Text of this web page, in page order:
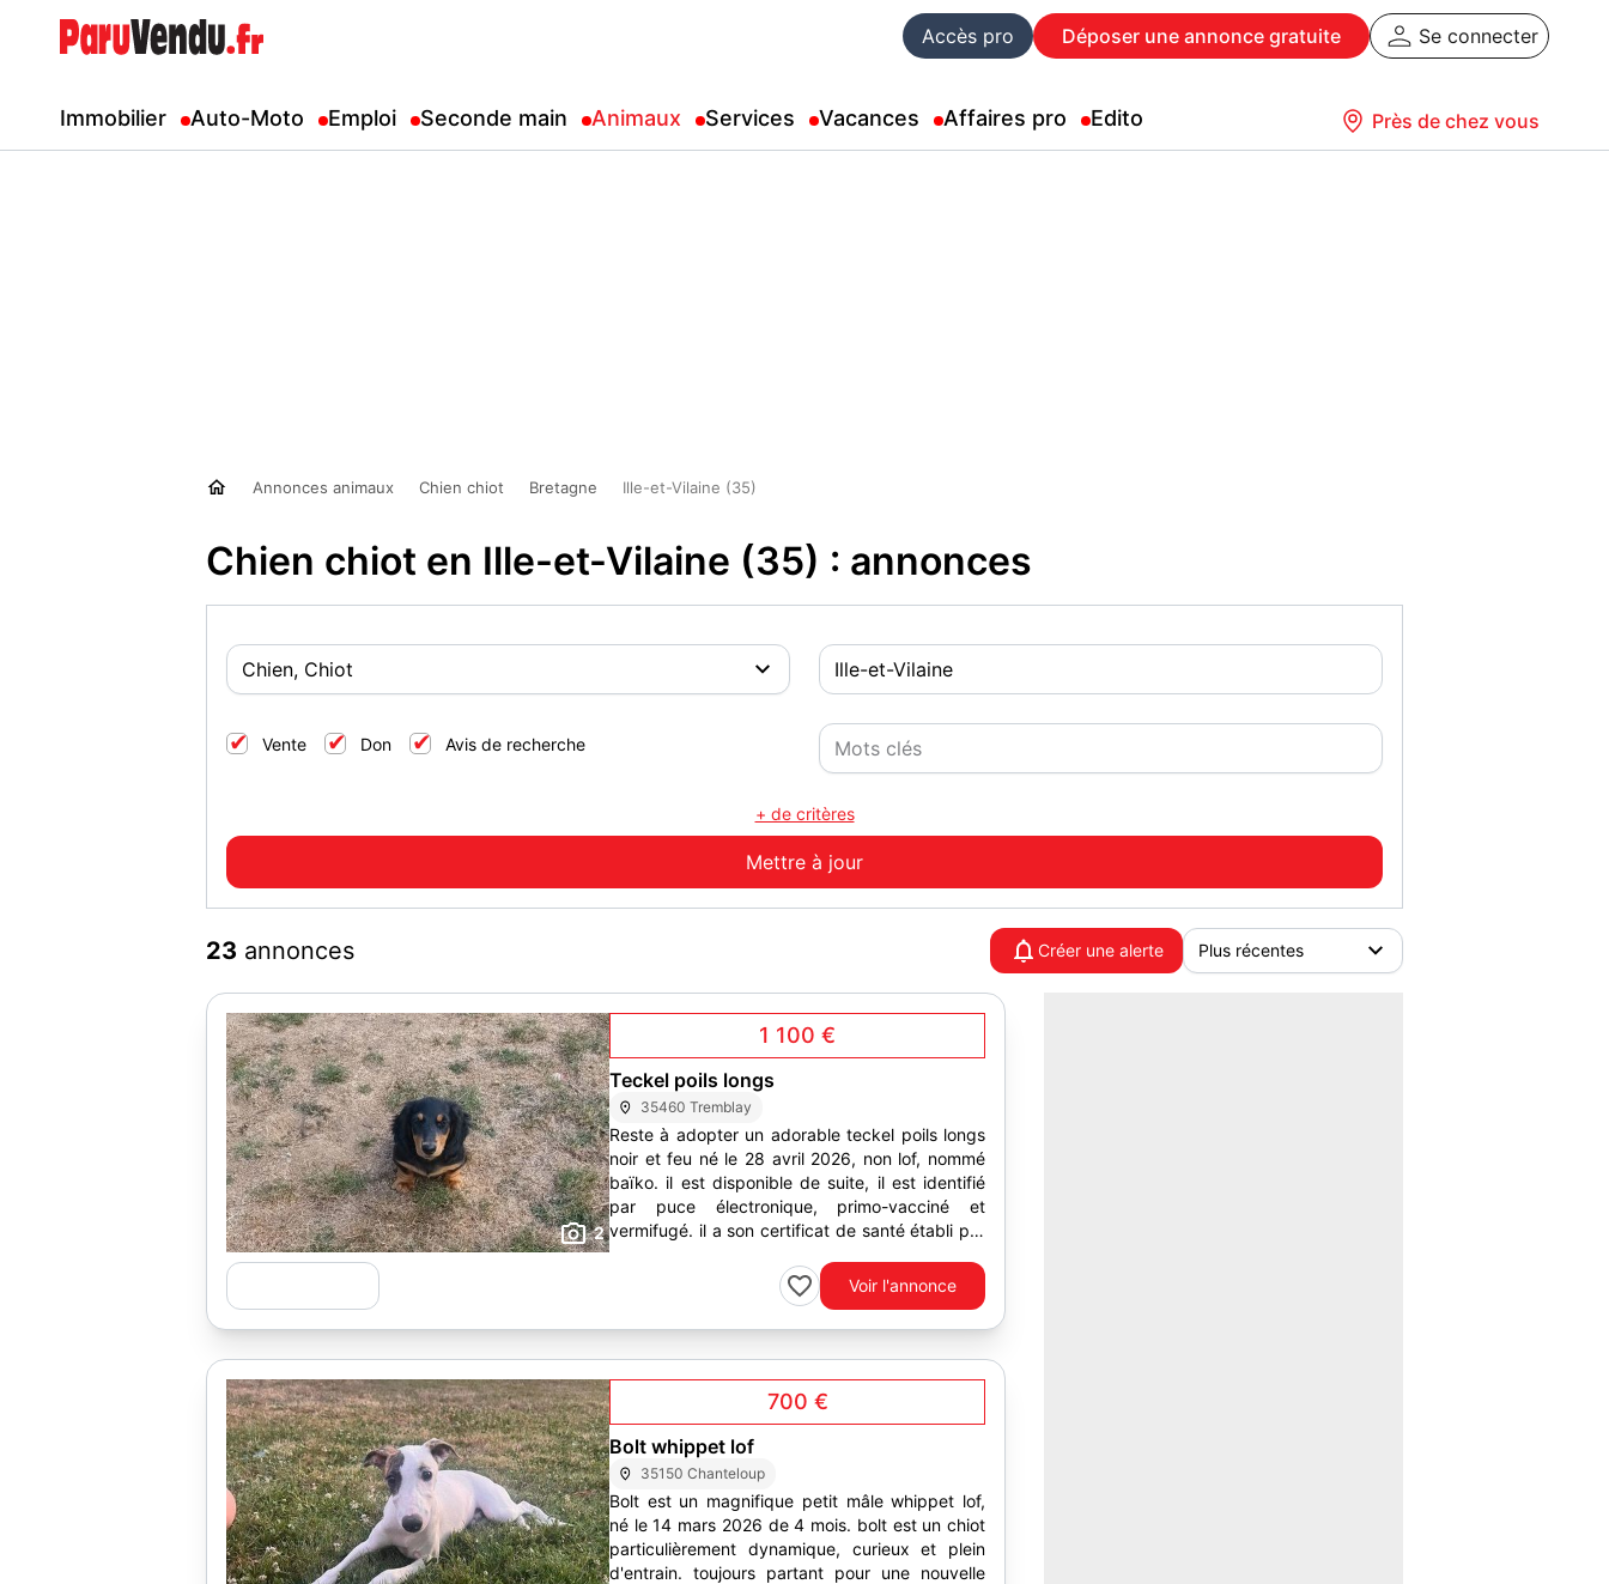
Accès pro Déposer une annonce gratuite Se connecter
Immobilier Auto-Moto Emploi Seconde main Animaux Services Vacances Affaires pro Edito Près de chez vous
Annonces animaux Chien chiot Bretagne Ille-et-Vilaine (35)
Chien chiot en Ille-et-Vilaine (35) : annonces
Vente Don Avis de recherche
+ de critères
23 annonces Créer une alerte
2
1 100 €
Teckel poils longs
35460 Tremblay
Reste à adopter un adorable teckel poils longs
noir et feu né le 28 avril 2026, non lof, nommé
baïko. il est disponible de suite, il est identifié
par puce électronique, primo-vacciné et
vermifugé. il a son certificat de santé établi par
Voir l'annonce
700 €
Bolt whippet lof
35150 Chanteloup
Bolt est un magnifique petit mâle whippet lof,
né le 14 mars 2026 de 4 mois. bolt est un chiot
particulièrement dynamique, curieux et plein
d'entrain. toujours partant pour une nouvelle